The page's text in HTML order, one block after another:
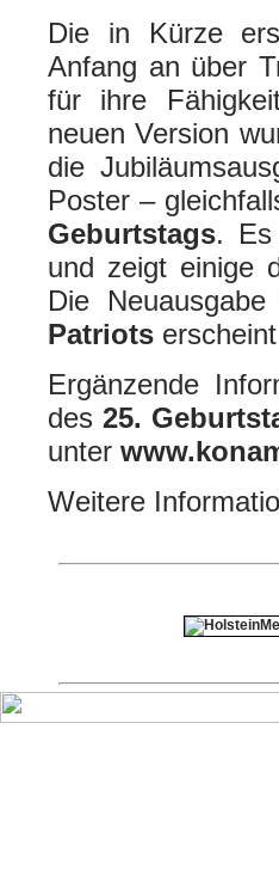
Die in Kürze
Anfang an über
für ihre
neuen Version
die
Poster –
Geburtstags. Es
und zeigt einige
Die
Patriots
Ergänzende
des 25.
unter
Weitere